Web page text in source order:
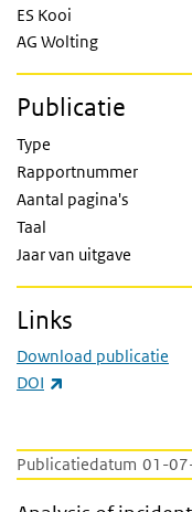
Publicatiedatum 01-
ES Kooi
AG Wolting
Publicatie
Type
Rapportnummer
Aantal pagina's
Taal
Jaar van uitgave
Links
Download publicatie
DOI